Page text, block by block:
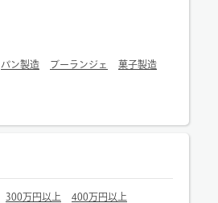
パン製造 ブーランジェ 菓子製造
300万円以上 400万円以上